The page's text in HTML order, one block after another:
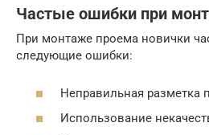
Частые ошибки при
При монтаже проема новички
следующие ошибки:
Неправильная разметка
Использование